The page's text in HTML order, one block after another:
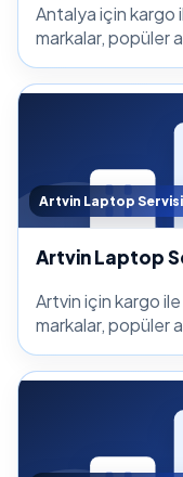
Antalya için kargo
markalar, popüler
Artvin Laptop Servisi
Artvin Laptop
Artvin için kargo
markalar, popüler